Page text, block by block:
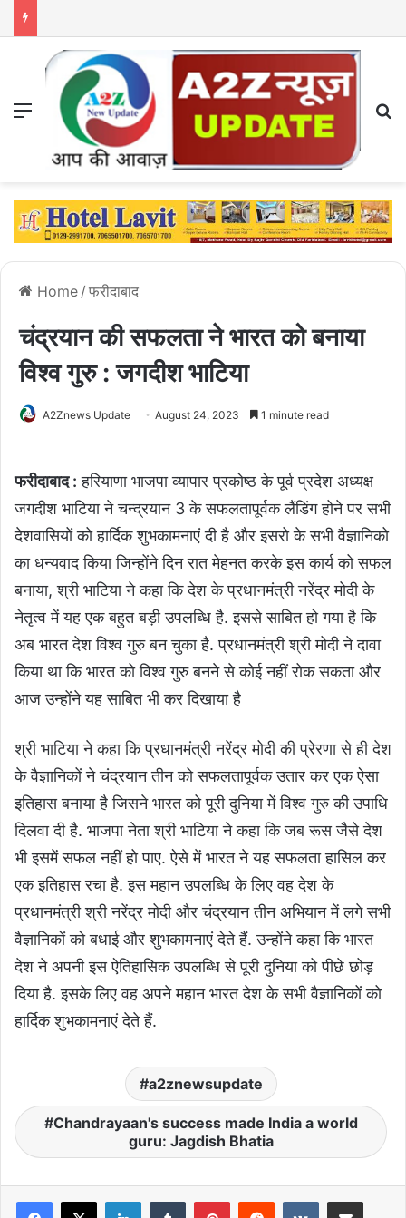
Menu
Home / फरीदाबाद
चंद्रयान की सफलता ने भारत को बनाया
विश्व गुरु : जगदीश भाटिया
A2Znews Update August 24, 2023 1 minute read
फरीदाबाद : हरियाणा भाजपा व्यापार प्रकोष्ठ के पूर्व प्रदेश अध्यक्ष
जगदीश भाटिया ने चन्द्रयान 3 के सफलतापूर्वक लैंडिंग होने पर सभी
देशवासियों को हार्दिक शुभकामनाएं दी है और इसरो के सभी वैज्ञानिको
का धन्यवाद किया जिन्होंने दिन रात मेहनत करके इस कार्य को सफल
बनाया, श्री भाटिया ने कहा कि देश के प्रधानमंत्री नरेंद्र मोदी के
नेतृत्व में यह एक बहुत बड़ी उपलब्धि है. इससे साबित हो गया है कि
अब भारत देश विश्व गुरु बन चुका है. प्रधानमंत्री श्री मोदी ने दावा
किया था कि भारत को विश्व गुरु बनने से कोई नहीं रोक सकता और
आज उन्होंने यह साबित भी कर दिखाया है
श्री भाटिया ने कहा कि प्रधानमंत्री नरेंद्र मोदी की प्रेरणा से ही देश
के वैज्ञानिकों ने चंद्रयान तीन को सफलतापूर्वक उतार कर एक ऐसा
इतिहास बनाया है जिसने भारत को पूरी दुनिया में विश्व गुरु की उपाधि
दिलवा दी है. भाजपा नेता श्री भाटिया ने कहा कि जब रूस जैसे देश
भी इसमें सफल नहीं हो पाए. ऐसे में भारत ने यह सफलता हासिल कर
एक इतिहास रचा है. इस महान उपलब्धि के लिए वह देश के
प्रधानमंत्री श्री नरेंद्र मोदी और चंद्रयान तीन अभियान में लगे सभी
वैज्ञानिकों को बधाई और शुभकामनाएं देते हैं. उन्होंने कहा कि भारत
देश ने अपनी इस ऐतिहासिक उपलब्धि से पूरी दुनिया को पीछे छोड़
दिया है. इसके लिए वह अपने महान भारत देश के सभी वैज्ञानिकों को
हार्दिक शुभकामनाएं देते हैं.
a2znewsupdate
Chandrayaan's success made India a world
guru: Jagdish Bhatia